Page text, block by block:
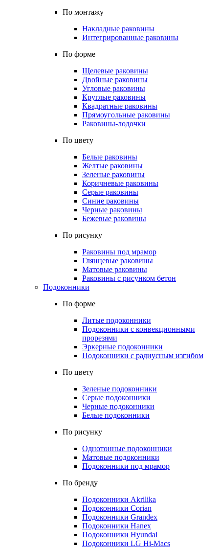
По монтажу
Накладные раковины
Интегрированные раковины
По форме
Щелевые раковины
Двойные раковины
Угловые раковины
Круглые раковины
Квадратные раковины
Прямоугольные раковины
Раковины-лодочки
По цвету
Белые раковины
Желтые раковины
Зеленые раковины
Коричневые раковины
Серые раковины
Синие раковины
Черные раковины
Бежевые раковины
По рисунку
Раковины под мрамор
Глянцевые раковины
Матовые раковины
Раковины с рисунком бетон
Подоконники
По форме
Литые подоконники
Подоконники с конвекционными
прорезями
Эркерные подоконники
Подоконники с радиусным изгибом
По цвету
Зеленые подоконники
Серые подоконники
Черные подоконники
Белые подоконники
По рисунку
Однотонные подоконники
Матовые подоконники
Подоконники под мрамор
По бренду
Подоконники Akrilika
Подоконники Corian
Подоконники Grandex
Подоконники Hanex
Подоконники Hyundai
Подоконники LG Hi-Macs